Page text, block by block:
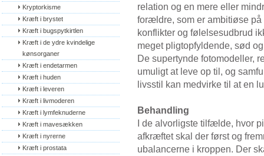
Kryptorkisme
Kræft i brystet
Kræft i bugspytkirtlen
Kræft i de ydre kvindelige
kønsorganer
Kræft i endetarmen
Kræft i huden
Kræft i leveren
Kræft i livmoderen
Kræft i lymfeknuderne
Kræft i mavesækken
Kræft i nyrerne
Kræft i prostata
relation og en mere eller
forældre, som er ambitiøse
konflikter og følelsesudbrud
meget pligtopfyldende, sød
De supertynde fotomodeller,
umuligt at leve op til, og
livsstil kan medvirke til at en
Behandling
I de alvorligste tilfælde, hvor
afkræftet skal der først og
ubalancerne i kroppen. Der